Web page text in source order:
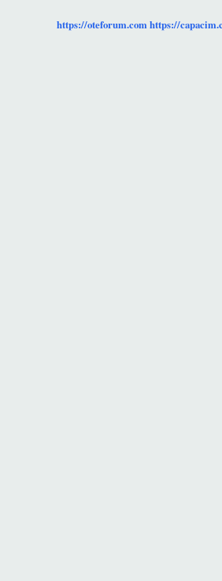
https://oteforum.comhttps://